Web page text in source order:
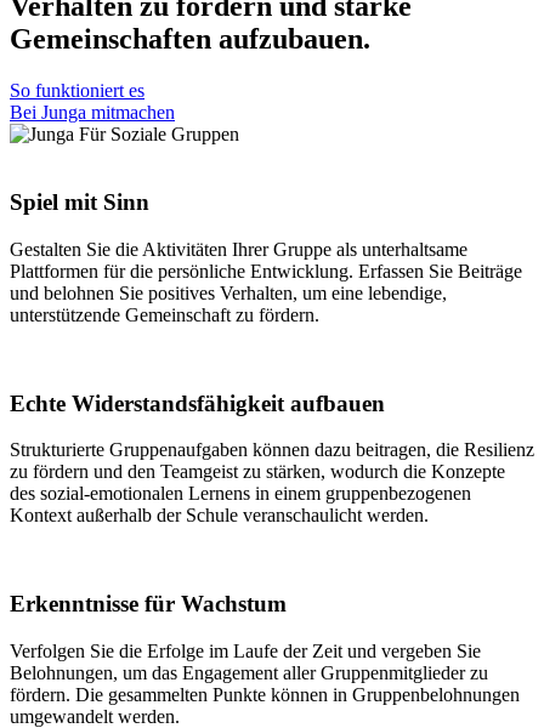
Gemeinschaften aufzubauen.
So funktioniert es
Bei Junga mitmachen
Spiel mit Sinn
Gestalten Sie die Aktivitäten Ihrer Gruppe als unterhaltsame
Plattformen für die persönliche Entwicklung. Erfassen Sie Beiträge
und belohnen Sie positives Verhalten, um eine lebendige,
unterstützende Gemeinschaft zu fördern.
Echte Widerstandsfähigkeit aufbauen
Strukturierte Gruppenaufgaben können dazu beitragen, die Resilienz
zu fördern und den Teamgeist zu stärken, wodurch die Konzepte
des sozial-emotionalen Lernens in einem gruppenbezogenen
Kontext außerhalb der Schule veranschaulicht werden.
Erkenntnisse für Wachstum
Verfolgen Sie die Erfolge im Laufe der Zeit und vergeben Sie
Belohnungen, um das Engagement aller Gruppenmitglieder zu
fördern. Die gesammelten Punkte können in Gruppenbelohnungen
umgewandelt werden.